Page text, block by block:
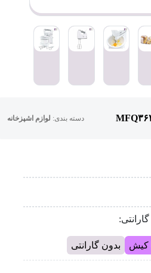
دسته بندی:لوازم اشپزخانه
گارانتی:
بدون گارانتی